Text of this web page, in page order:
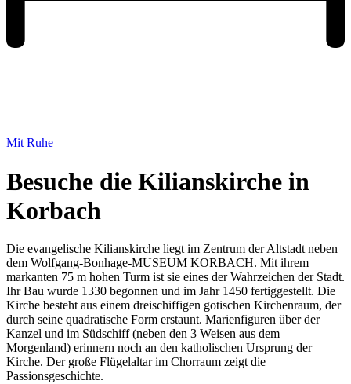
Mit Ruhe
Besuche die Kilianskirche in
Korbach
Die evangelische Kilianskirche liegt im Zentrum der Altstadt neben
dem Wolfgang-Bonhage-MUSEUM KORBACH. Mit ihrem
markanten 75 m hohen Turm ist sie eines der Wahrzeichen der Stadt.
Ihr Bau wurde 1330 begonnen und im Jahr 1450 fertiggestellt. Die
Kirche besteht aus einem dreischiffigen gotischen Kirchenraum, der
durch seine quadratische Form erstaunt. Marienfiguren über der
Kanzel und im Südschiff (neben den 3 Weisen aus dem
Morgenland) erinnern noch an den katholischen Ursprung der
Kirche. Der große Flügelaltar im Chorraum zeigt die
Passionsgeschichte.